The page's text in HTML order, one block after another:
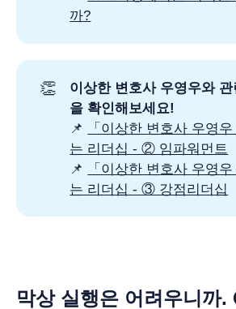
까?
👏
이상한 변호사 우영우와
을 확인해보세요!
📌
「이상한 변호사 우영
는 리더십 - ② 임파워먼트
📌
「이상한 변호사 우영
는 리더십 - ③ 강점리더십
막상 실행은 어려우니까.